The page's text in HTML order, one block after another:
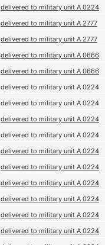
delivered to military unit A 0224
delivered to military unit A 2777
delivered to military unit A 2777
delivered to military unit A 0666
delivered to military unit A 0666
delivered to military unit A 0224
delivered to military unit A 0224
delivered to military unit A 0224
delivered to military unit A 0224
delivered to military unit A 0224
delivered to military unit A 0224
delivered to military unit A 0224
delivered to military unit A 0224
delivered to military unit A 0224
delivered to military unit A 0224